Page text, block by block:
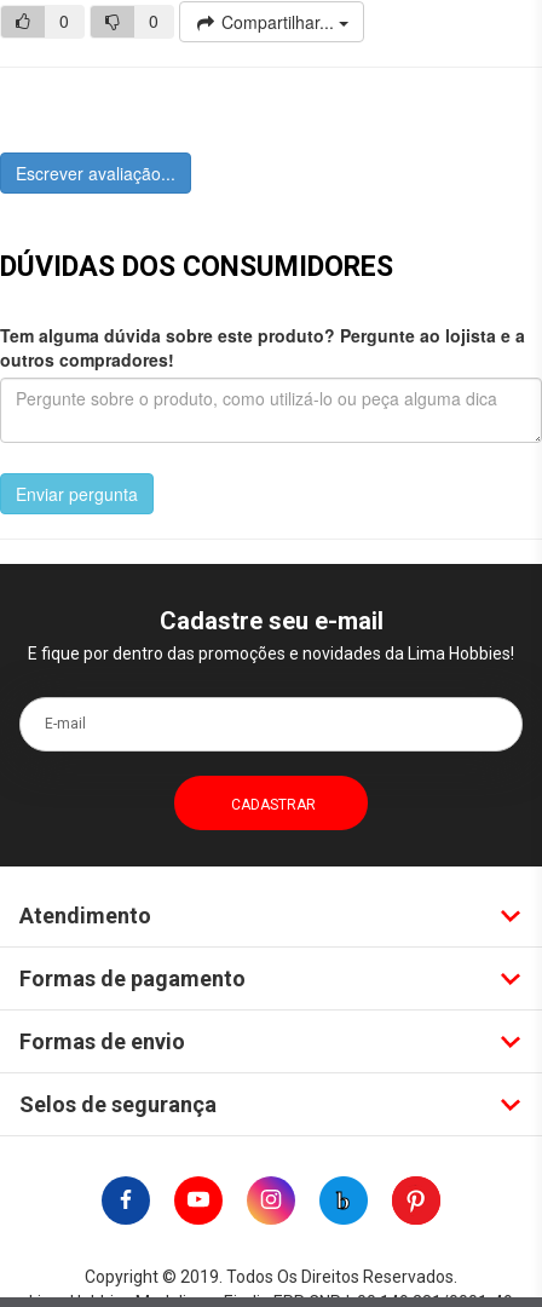
0 0 Compartilhar...
Escrever avaliação...
DÚVIDAS DOS CONSUMIDORES
Tem alguma dúvida sobre este produto? Pergunte ao lojista e a
outros compradores!
Enviar pergunta
Cadastre seu e-mail
E fique por dentro das promoções e novidades da Lima Hobbies!
E-mail
Atendimento
Formas de pagamento
Formas de envio
Selos de segurança
Copyright © 2019. Todos Os Direitos Reservados.
Lima Hobbies Modelismo Eireli - EPP CNPJ: 00.149.281/0001-49